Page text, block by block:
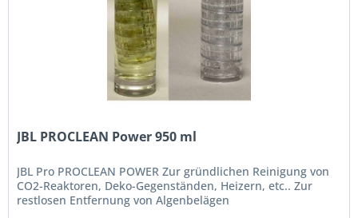
JBL PROCLEAN Power 950 ml
JBL Pro PROCLEAN POWER Zur gründlichen Reinigung von
CO2-Reaktoren, Deko-Gegenständen, Heizern, etc.. Zur
restlosen Entfernung von Algenbelägen